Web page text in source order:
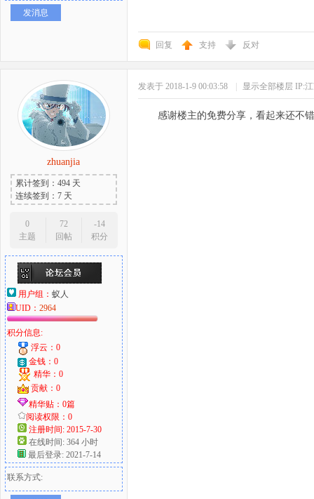
发消息
回复 支持 反对
zhuanjia
累计签到：494 天
连续签到：7 天
0
主题
72
回帖
-14
积分
用户组： 蚁人
UID： 2964
积分信息:
浮云：0
金钱：0
精华：0
贡献：0
精华贴：0篇
阅读权限：0
注册时间: 2015-7-30
在线时间: 364 小时
最后登录: 2021-7-14
联系方式:
发表于 2018-1-9 00:03:58 显示全部楼层 IP:
感谢楼主的免费分享，看起来还不